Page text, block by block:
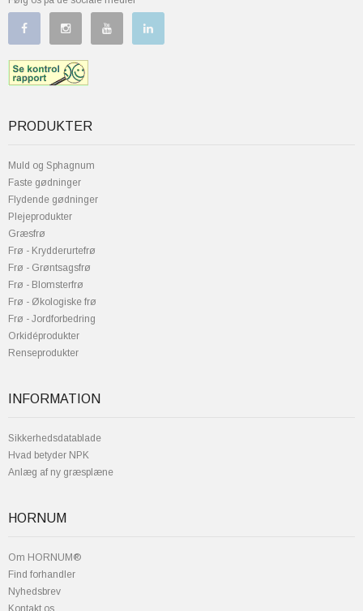
PRODUKTER
Muld og Sphagnum
Faste gødninger
Flydende gødninger
Plejeprodukter
Græsfrø
Frø - Krydderurtefrø
Frø - Grøntsagsfrø
Frø - Blomsterfrø
Frø - Økologiske frø
Frø - Jordforbedring
Orkidéprodukter
Renseprodukter
INFORMATION
Sikkerhedsdatablade
Hvad betyder NPK
Anlæg af ny græsplæne
HORNUM
Om HORNUM®
Find forhandler
Nyhedsbrev
Kontakt os